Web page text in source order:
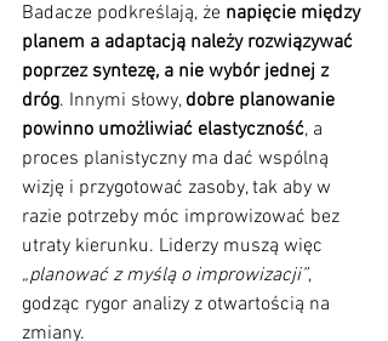
Badacze podkreślają, że napięcie między
planem a adaptacją należy rozwiązywać
poprzez syntezę, a nie wybór jednej z
dróg. Innymi słowy, dobre planowanie
powinno umożliwiać elastyczność, a
proces planistyczny ma dać wspólną
wizję i przygotować zasoby, tak aby w
razie potrzeby móc improwizować bez
utraty kierunku. Liderzy muszą więc
„planować z myślą o improwizacji”,
godząc rygor analizy z otwartością na
zmiany.